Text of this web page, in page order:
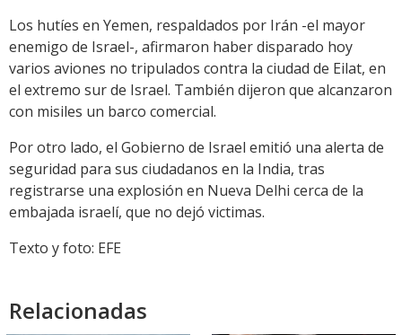
Los hutíes en Yemen, respaldados por Irán -el mayor
enemigo de Israel-, afirmaron haber disparado hoy
varios aviones no tripulados contra la ciudad de Eilat, en
el extremo sur de Israel. También dijeron que alcanzaron
con misiles un barco comercial.
Por otro lado, el Gobierno de Israel emitió una alerta de
seguridad para sus ciudadanos en la India, tras
registrarse una explosión en Nueva Delhi cerca de la
embajada israelí, que no dejó victimas.
Texto y foto: EFE
Relacionadas